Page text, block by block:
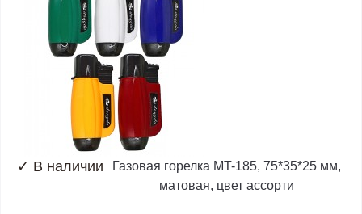
✓ В наличии
Газовая горелка MT-185, 75*35*25 мм,
матовая, цвет ассорти